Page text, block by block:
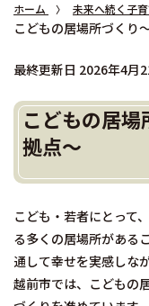
ホーム 未来へ続く子
こどもの居場所づくり
最終更新日 2026年4月
こどもの居
拠点～
こども・若者にとって
る多くの居場所がある
通して幸せを実感しな
越前市では、こどもの